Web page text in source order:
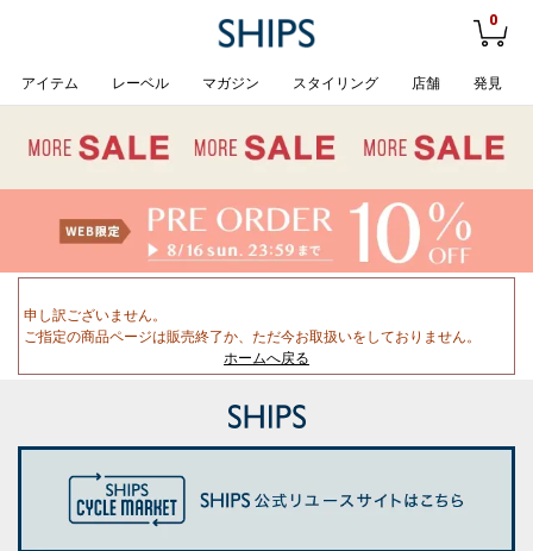
0
アイテム レーベル マガジン スタイリング 店舗 発見
申し訳ございません。
ご指定の商品ページは販売終了か、ただ今お取扱いをしておりません。
ホームへ戻る